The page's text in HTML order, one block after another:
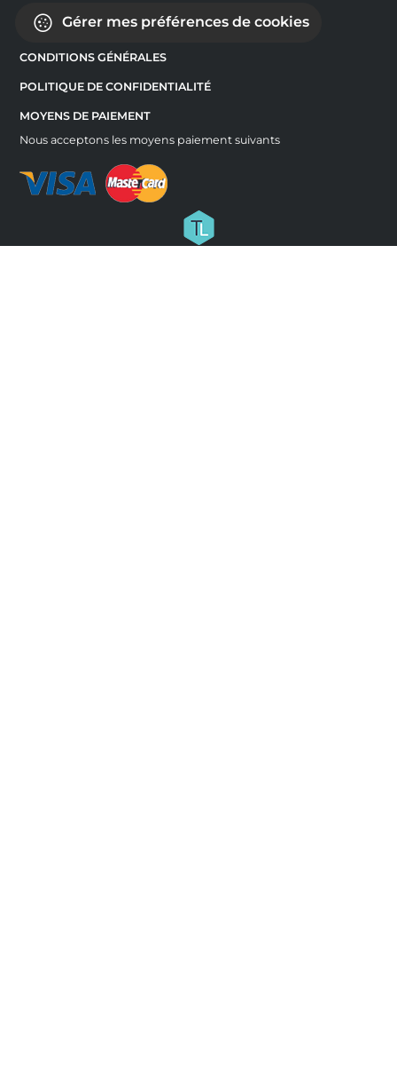
Gérer mes préférences de cookies
CONDITIONS GÉNÉRALES
POLITIQUE DE CONFIDENTIALITÉ
MOYENS DE PAIEMENT
Nous acceptons les moyens paiement suivants